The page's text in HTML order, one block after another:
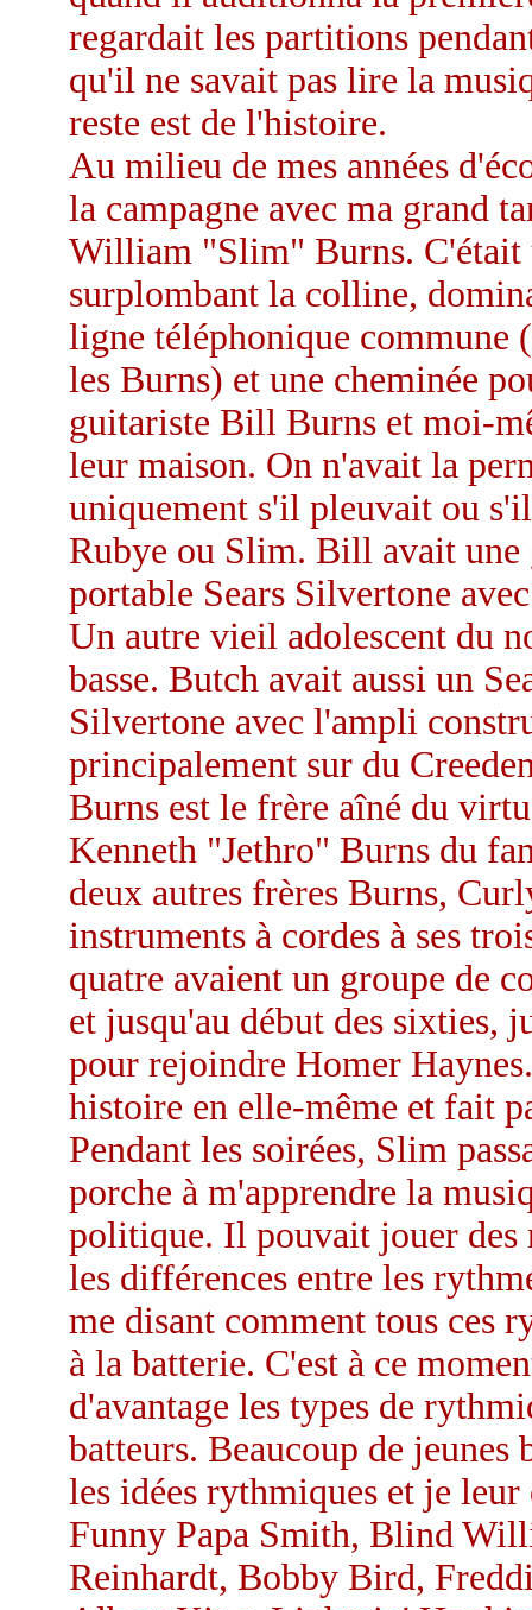
regardait les partitions
qu'il ne savait pas lire la
reste est de l'histoire.
Au milieu de mes années
la campagne avec ma grand
William "Slim" Burns. C'était
surplombant la colline,
ligne téléphonique commune
les Burns) et une cheminée
guitariste Bill Burns et moi-
leur maison. On n'avait la
uniquement s'il pleuvait ou
Rubye ou Slim. Bill avait
portable Sears Silvertone
Un autre vieil adolescent du
basse. Butch avait aussi un
Silvertone avec l'ampli
principalement sur du
Burns est le frère aîné du
Kenneth "Jethro" Burns du
deux autres frères Burns,
instruments à cordes à ses
quatre avaient un groupe de
et jusqu'au début des sixties,
pour rejoindre Homer
histoire en elle-même et fait
Pendant les soirées, Slim
porche à m'apprendre la
politique. Il pouvait jouer des
les différences entre les
me disant comment tous ces
à la batterie. C'est à ce
d'avantage les types de
batteurs. Beaucoup de
les idées rythmiques et je
Funny Papa Smith, Blind
Reinhardt, Bobby Bird,